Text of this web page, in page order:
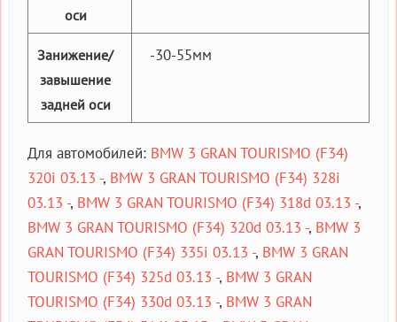
оси
Занижение/
завышение
задней оси
-30-55мм
Для автомобилей: BMW 3 GRAN TOURISMO (F34)
320i 03.13 -, BMW 3 GRAN TOURISMO (F34) 328i
03.13 -, BMW 3 GRAN TOURISMO (F34) 318d 03.13 -,
BMW 3 GRAN TOURISMO (F34) 320d 03.13 -, BMW 3
GRAN TOURISMO (F34) 335i 03.13 -, BMW 3 GRAN
TOURISMO (F34) 325d 03.13 -, BMW 3 GRAN
TOURISMO (F34) 330d 03.13 -, BMW 3 GRAN